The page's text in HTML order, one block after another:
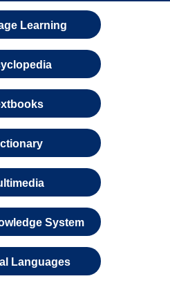
Learning
System
Languages